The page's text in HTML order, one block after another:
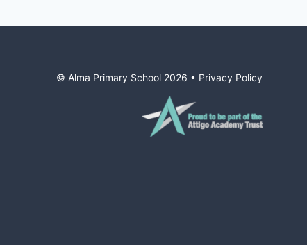
© Alma Primary School 2026 • Privacy Policy